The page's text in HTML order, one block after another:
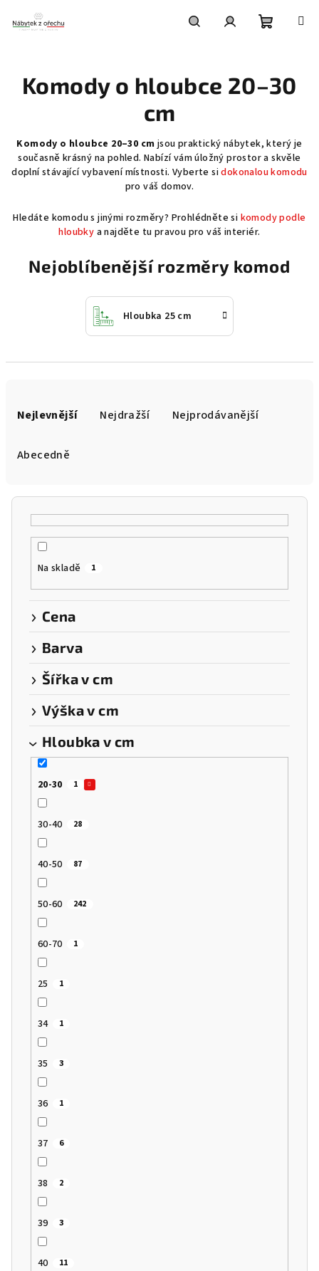
obsah
košík
Komody o hloubce 20–30
cm
Komody o hloubce 20–30 cm jsou praktický nábytek, který je
současně krásný na pohled. Nabízí vám úložný prostor a skvěle
doplní stávající vybavení místnosti. Vyberte sidokonalou komodu
pro váš domov.
Hledáte komodu s jinými rozměry? Prohlédněte si komody podle
hloubky a najděte tu pravou pro váš interiér.
Nejoblíbenější rozměry komod
Hloubka 25 cm
Nejlevnější Nejdražší Nejprodávanější
Abecedně
Na skladě 1
Cena
Barva
Šířka v cm
Výška v cm
Hloubka v cm
20-30 1
30-40 28
40-50 87
50-60 242
60-70 1
25 1
34 1
35 3
36 1
37 6
38 2
39 3
40 11